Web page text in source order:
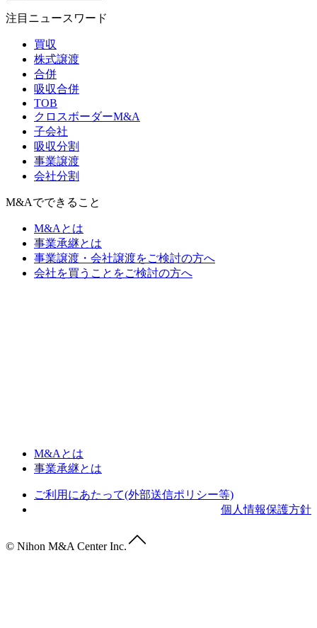
注目ニュースワード
買収
株式譲渡
合併
吸収合併
TOB
クロスボーダーM&A
子会社
吸収分割
事業譲渡
会社分割
M&Aでできること
M&Aとは
事業承継とは
事業譲渡・会社譲渡をご検討の方へ
会社を買うことをご検討の方へ
M&Aとは
事業承継とは
ご利用にあたって(外部送信ポリシー等)
個人情報保護方針
© Nihon M&A Center Inc.